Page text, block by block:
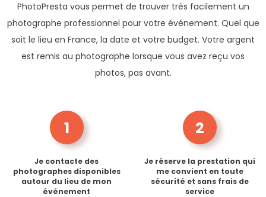
PhotoPresta vous permet de trouver très facilement un
photographe professionnel pour votre événement. Quel que
soit le lieu en France, la date et votre budget. Votre argent
est remis au photographe lorsque vous avez reçu vos
photos, pas avant.
1
Je contacte des
photographes disponibles
autour du lieu de mon
événement
2
Je réserve la prestation qui
me convient en toute
sécurité et sans frais de
service